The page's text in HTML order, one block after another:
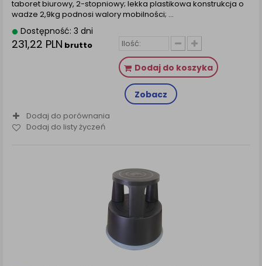
taboret biurowy, 2-stopniowy; lekka plastikowa konstrukcja o
wadze 2,9kg podnosi walory mobilności; ...
Dostępność: 3 dni
231,22 PLN brutto
Dodaj do koszyka
Zobacz
Dodaj do porównania
Dodaj do listy życzeń